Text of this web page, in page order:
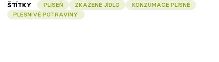
ŠTÍTKY PLÍSEŇ ZKAŽENÉ JÍDLO
KONZUMACE PLÍSNĚ
PLESNIVÉ POTRAVINY